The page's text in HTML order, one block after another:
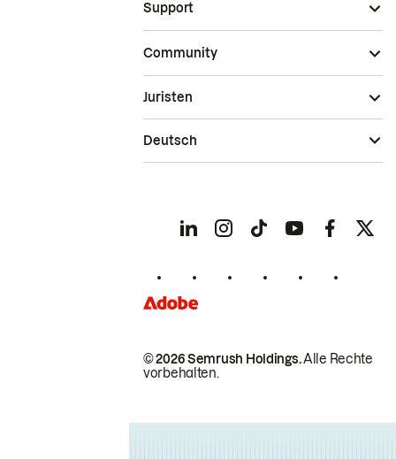
Support
Community
© 2026 Semrush Holdings.Alle Rechte
vorbehalten.
Juristen
Deutsch